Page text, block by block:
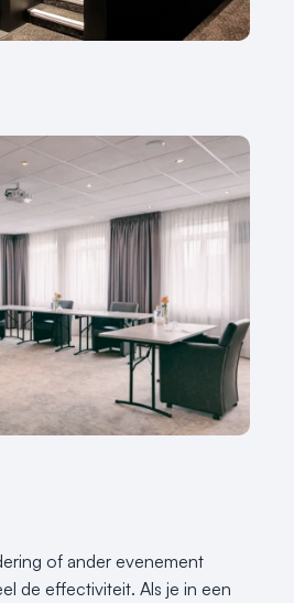
of ander evenement
de effectiviteit. Als je in een